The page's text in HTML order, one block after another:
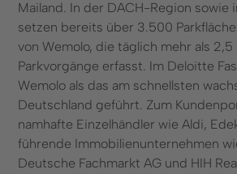
Mailand. In der DACH-Region sowie
setzen bereits über 3.500
von Wemolo, die täglich mehr als 2,5
Parkvorgänge erfasst. Im Deloitte
Wemolo als das am schnellsten
Deutschland geführt. Zum
namhafte Einzelhändler wie Aldi,
führende Immobilienunternehmen
Deutsche Fachmarkt AG und HIH